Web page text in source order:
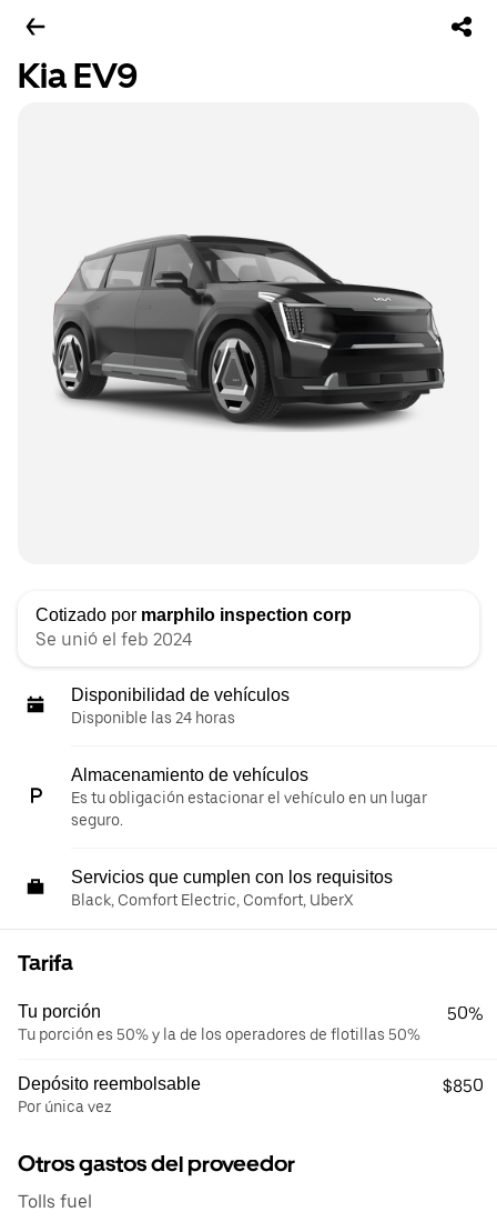
Kia EV9
Cotizado por marphilo inspection corp
Se unió el feb 2024
Disponibilidad de vehículos
Disponible las 24 horas
Almacenamiento de vehículos
Es tu obligación estacionar el vehículo en un lugar
seguro.
Servicios que cumplen con los requisitos
Black, Comfort Electric, Comfort, UberX
Tarifa
Tu porción
Tu porción es 50% y la de los operadores de flotillas 50%
50%
Depósito reembolsable
Por única vez
$850
Otros gastos del proveedor
Tolls fuel